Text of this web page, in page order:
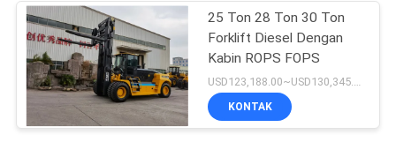
25 Ton 28 Ton 30 Ton
Forklift Diesel Dengan
Kabin ROPS FOPS
USD123,188.00~USD130,345.00/ Unit MOQ:1 unit
KONTAK